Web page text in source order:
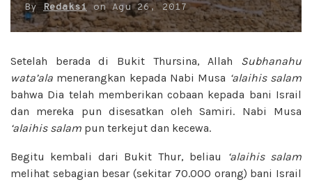
By RedaksionAgu 26, 2017
Setelah berada di Bukit Thursina, Allah Subhanahu
wata’ala menerangkan kepada Nabi Musa ‘alaihis salam
bahwa Dia telah memberikan cobaan kepada bani Israil
dan mereka pun disesatkan oleh Samiri. Nabi Musa
‘alaihis salam pun terkejut dan kecewa.
Begitu kembali dari Bukit Thur, beliau
‘alaihis salam
melihat sebagian besar (sekitar 70.000 orang) bani Israil